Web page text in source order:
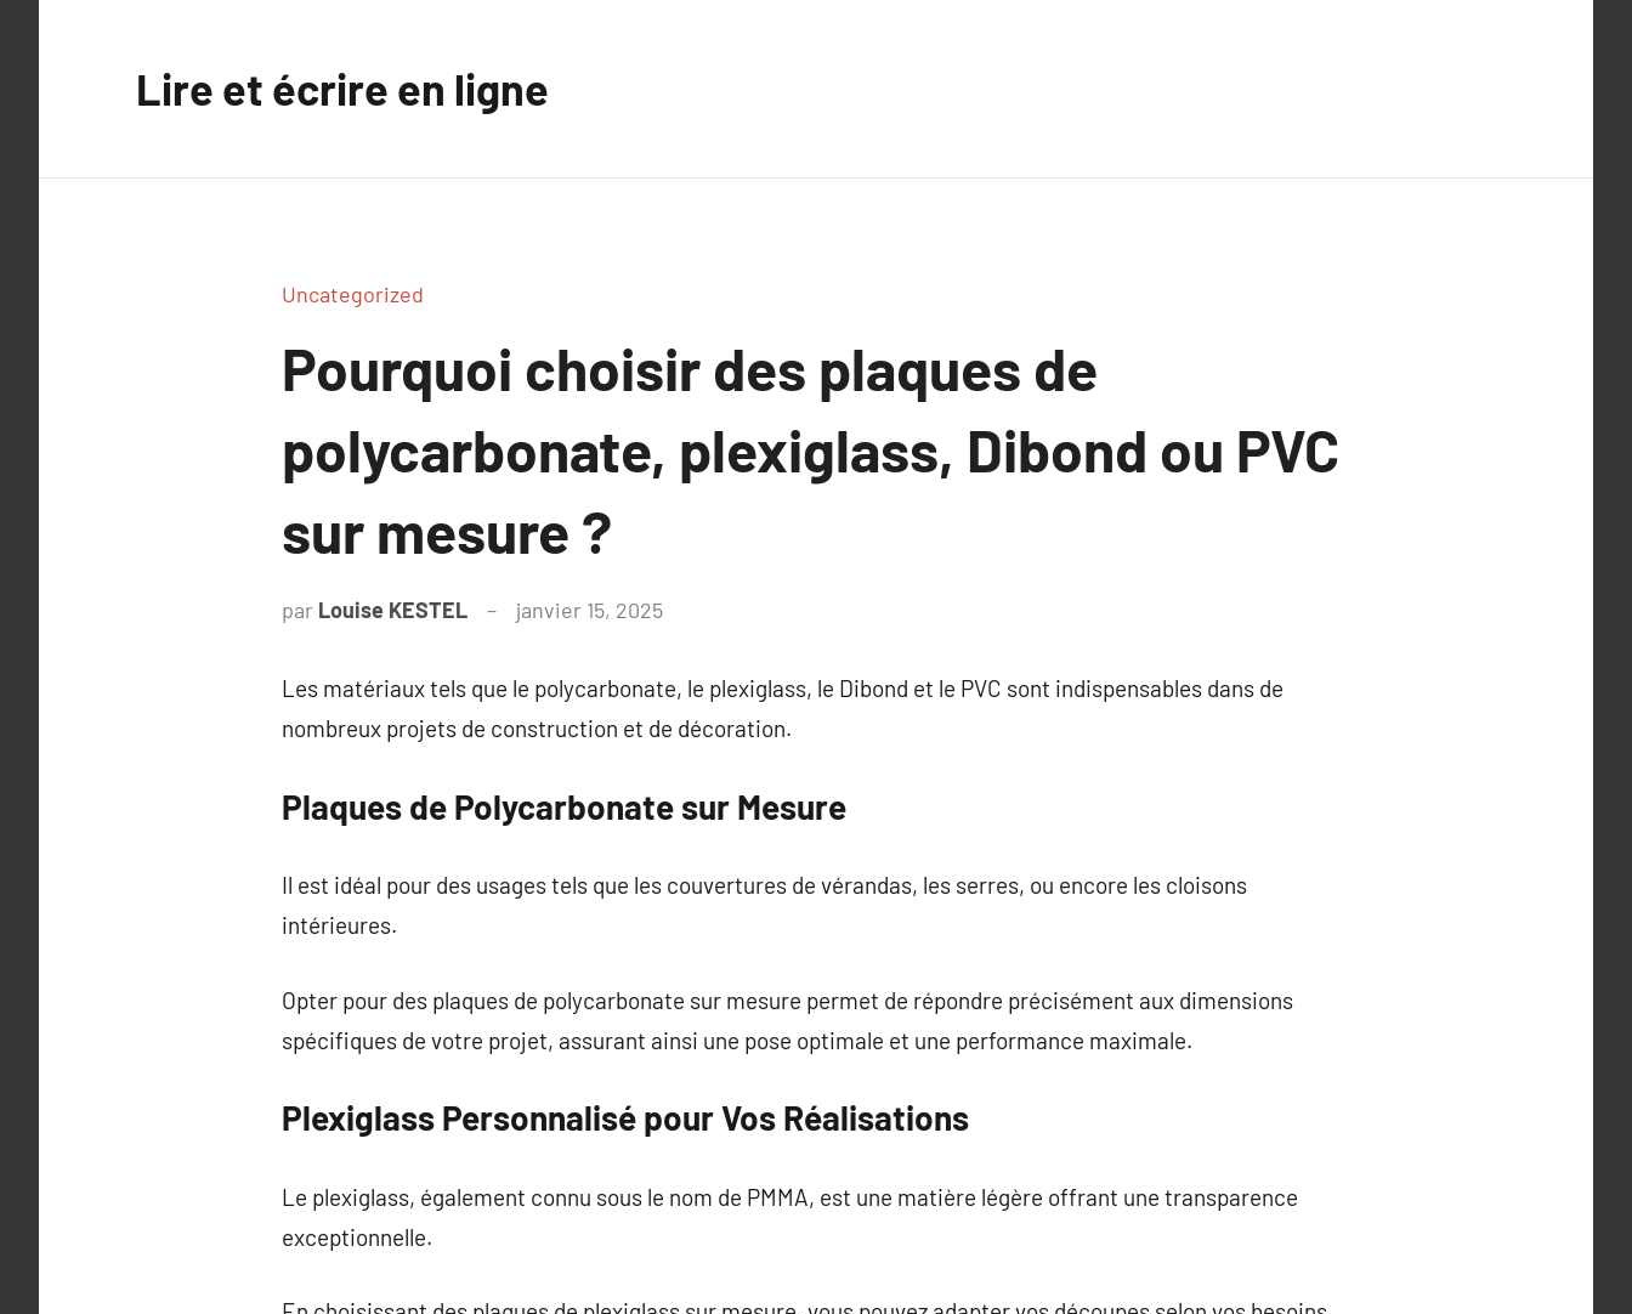
Lire et écrire en ligne
Uncategorized
Pourquoi choisir des plaques de
polycarbonate, plexiglass, Dibond ou PVC
sur mesure ?
par Louise KESTEL janvier 15, 2025
Les matériaux tels que le polycarbonate, le plexiglass, le Dibond et le PVC sont indispensables dans de
nombreux projets de construction et de décoration.
Plaques de Polycarbonate sur Mesure
Il est idéal pour des usages tels que les couvertures de vérandas, les serres, ou encore les cloisons
intérieures.
Opter pour des plaques de polycarbonate sur mesure permet de répondre précisément aux dimensions
spécifiques de votre projet, assurant ainsi une pose optimale et une performance maximale.
Plexiglass Personnalisé pour Vos Réalisations
Le plexiglass, également connu sous le nom de PMMA, est une matière légère offrant une transparence
exceptionnelle.